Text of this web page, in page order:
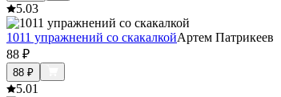
5.03
1011 упражнений со скакалкойАртем Патрикеев
88 ₽
88 ₽
5.01